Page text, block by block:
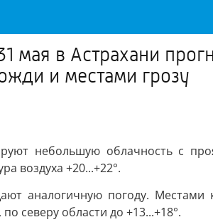
мая в Астрахани
и местами грозу
небольшую облачность с
воздуха +20...+22°.
аналогичную погоду.
северу области до +13...+18°.